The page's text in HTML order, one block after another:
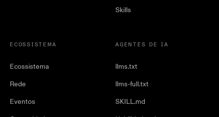
Skills
ECOSSISTEMA
Ecossistema
Rede
Eventos
AGENTES DE IA
llms.txt
llms-full.txt
SKILL.md